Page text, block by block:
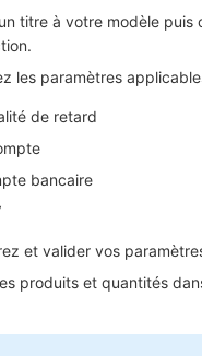
titre à votre modèle puis
les paramètres
de retard
bancaire
et valider vos
produits et quantités